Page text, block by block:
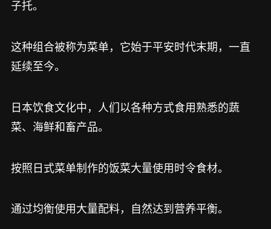
子托。
这种组合被称为菜单，它始于平安时代末期，一直
延续至今。
日本饮食文化中，人们以各种方式食用熟悉的蔬
菜、海鲜和畜产品。
按照日式菜单制作的饭菜大量使用时令食材。
通过均衡使用大量配料，自然达到营养平衡。